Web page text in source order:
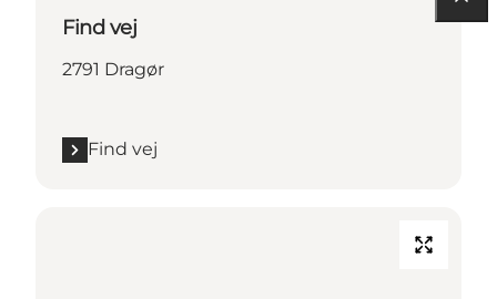
Find vej
2791 Dragør
Find vej